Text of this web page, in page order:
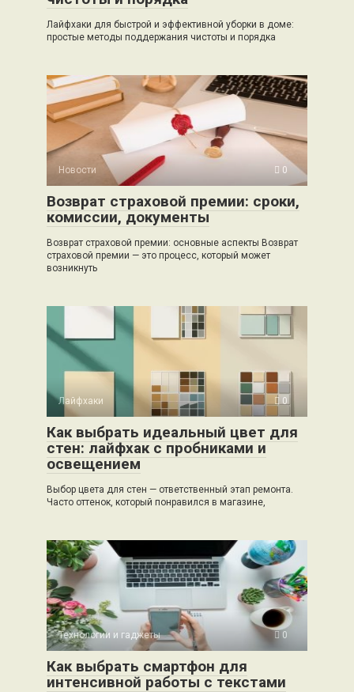
Лайфхаки для быстрой и эффективной уборки в доме:
простые методы поддержания чистоты и порядка
Новости 0
Возврат страховой премии: сроки,
комиссии, документы
Возврат страховой премии: основные аспекты Возврат
страховой премии — это процесс, который может
возникнуть
Лайфхаки 0
Как выбрать идеальный цвет для
стен: лайфхак с пробниками и
освещением
Выбор цвета для стен — ответственный этап ремонта.
Часто оттенок, который понравился в магазине,
Технологии и гаджеты 0
Как выбрать смартфон для
интенсивной работы с текстами